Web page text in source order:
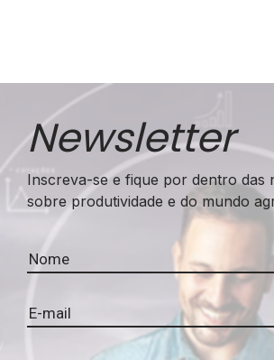
Newsletter
Inscreva-se e fique por dentro das
sobre produtividade e do mundo